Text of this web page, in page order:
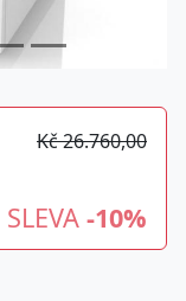
Kč 26.760,00
SLEVA -10%